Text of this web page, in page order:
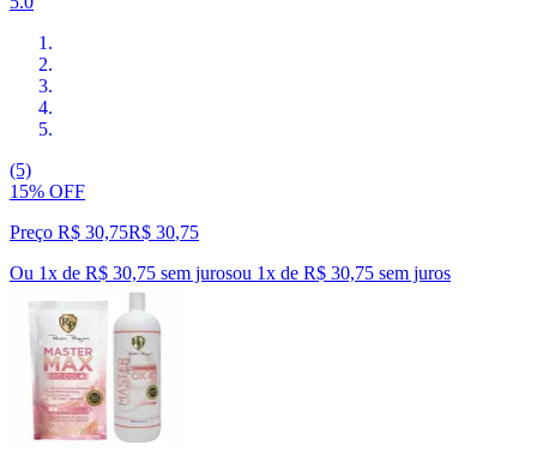
(5)
15% OFF
Preço R$ 30,75R$ 30,75
Ou 1x de R$ 30,75 sem jurosou 1x de R$ 30,75 sem juros